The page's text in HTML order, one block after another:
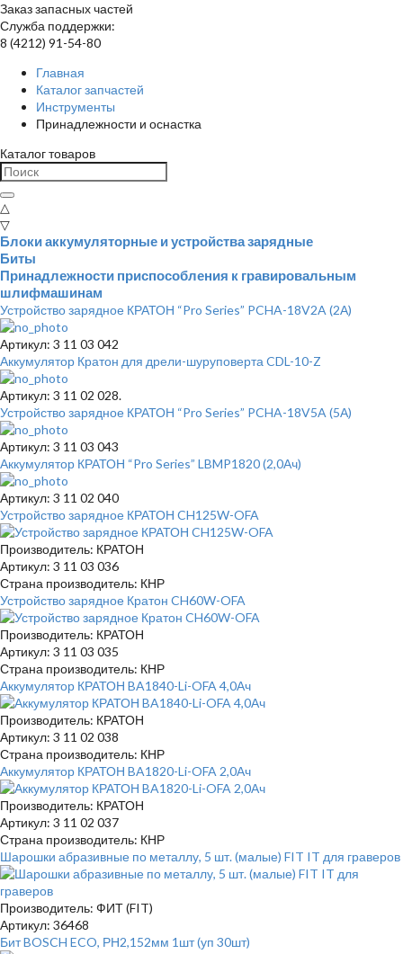
Заказ запасных частей
Служба поддержки:
8 (4212) 91-54-80
Главная
Каталог запчастей
Инструменты
Принадлежности и оснастка
Каталог товаров
△
▽
Блоки аккумуляторные и устройства зарядные
Биты
Принадлежности приспособления к гравировальным
шлифмашинам
Устройство зарядное КРАТОН “Pro Series” PCHA-18V2A (2А)
Артикул: 3 11 03 042
Аккумулятор Кратон для дрели-шуруповерта CDL-10-Z
Артикул: 3 11 02 028.
Устройство зарядное КРАТОН “Pro Series” PCHA-18V5A (5А)
Артикул: 3 11 03 043
Аккумулятор КРАТОН “Pro Series” LBMP1820 (2,0Ач)
Артикул: 3 11 02 040
Устройство зарядное КРАТОН CH125W-OFA
Производитель: КРАТОН
Артикул: 3 11 03 036
Страна производитель: КНР
Устройство зарядное Кратон CH60W-OFA
Производитель: КРАТОН
Артикул: 3 11 03 035
Страна производитель: КНР
Аккумулятор КРАТОН BA1840-Li-OFA 4,0Ач
Производитель: КРАТОН
Артикул: 3 11 02 038
Страна производитель: КНР
Аккумулятор КРАТОН BA1820-Li-OFA 2,0Ач
Производитель: КРАТОН
Артикул: 3 11 02 037
Страна производитель: КНР
Шарошки абразивные по металлу, 5 шт. (малые) FIT IT для граверов
Производитель: ФИТ (FIT)
Артикул: 36468
Бит BOSCH ECO, РН2,152мм 1шт (уп 30шт)